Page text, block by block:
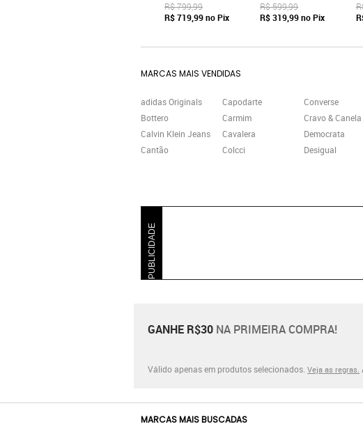
R$ 799,99
R$ 719,99no Pix
R$ 599,99
R$ 319,99no Pix
MARCAS MAIS VENDIDAS
adidas Originals
Bottero
Calvin Klein Jeans
Cantão
Capodarte
Carmim
Cavalera
Colcci
Converse
Cravo & Canela
Democrata
Desigual
PUBLICIDADE
GANHE R$30 NA PRIMEIRA COMPRA!
Válido apenas em produtos selecionados. Veja as regras.
MARCAS MAIS BUSCADAS